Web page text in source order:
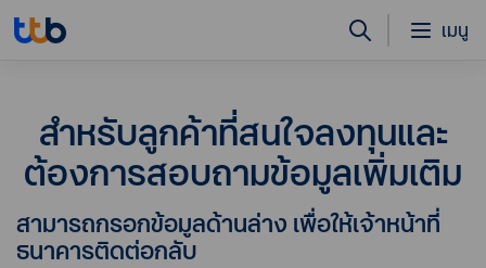
เมนู
สำหรับลูกค้าที่สนใจลงทุนและ
ต้องการสอบถามข้อมูลเพิ่มเติม
สามารถกรอกข้อมูลด้านล่าง เพื่อให้เจ้าหน้าที่
ธนาคารติดต่อกลับ